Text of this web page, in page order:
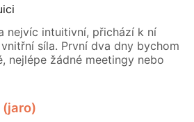
nejvíc intuitivní, přichází k ní
síla. První dva dny bychom
nejlépe žádné meetingy nebo
(jaro)